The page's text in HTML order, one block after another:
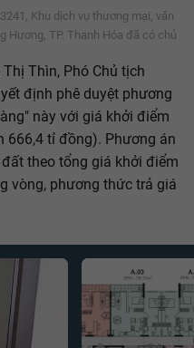
Khu dịch vụ thương mại, văn
Hương, TP. Thanh Hóa đã có chủ
Thìn, Phó Chủ tịch
định phê duyệt phương
này với giá khởi điểm
666,4 tỉ đồng). Phương án
theo tổng giá khởi điểm
vòng, phương thức trả giá